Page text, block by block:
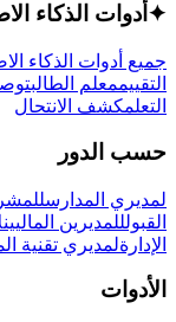
✦ أدوات الذكاء
جميع أدوات الذكاء
التقييممعلم الطالب
التعلمكشف الانتحال
حسب الدور
لمديري المدارس
القبولللمديرين الماليين
الإدارةلمديري تقنية
الأدوات